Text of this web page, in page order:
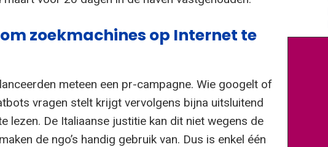
zoekmachines op Internet te
lanceerden meteen een pr-campagne. Wie googelt of
vragen stelt krijgt vervolgens bijna uitsluitend
lezen. De Italiaanse justitie kan dit niet wegens de
de ngo’s handig gebruik van. Dus is enkel één